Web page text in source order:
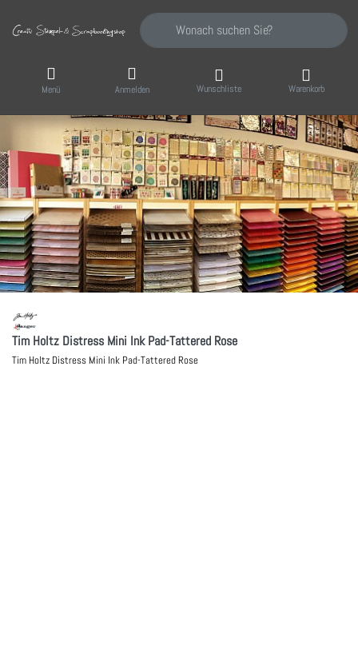
Geben Sie einen Suchbegriff ein. Während
Menü Anmelden Wunschliste Warenkorb
Tim Holtz Distress Mini Ink Pad-Tattered Rose
Tim Holtz Distress Mini Ink Pad-Tattered Rose